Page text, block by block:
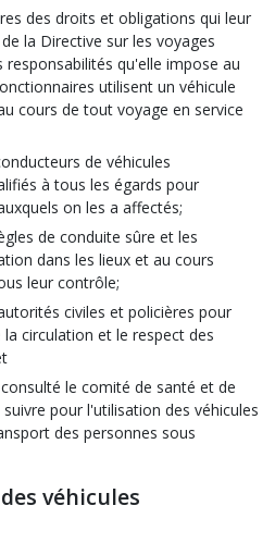
des droits et obligations qui leur
la Directive sur les voyages
responsabilités qu'elle impose au
utilisent un véhicule
cours de tout voyage en service
de véhicules
à tous les égards pour
on les a affectés;
de conduite sûre et les
dans les lieux et au cours
leur contrôle;
civiles et policières pour
circulation et le respect des
le comité de santé et de
pour l'utilisation des véhicules
des personnes sous
véhicules